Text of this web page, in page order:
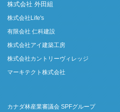
株式会社 外田組
株式会社Life's
有限会社 仁科建設
株式会社アイ建築工房
株式会社カントリーヴィレッジ
マーキテクト株式会社
カナダ林産業審議会 SPFグループ